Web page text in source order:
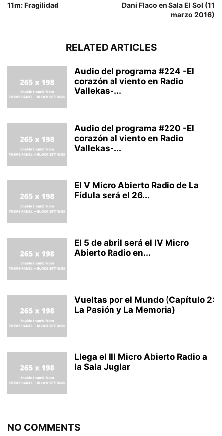
11m: Fragilidad
Dani Flaco en Sala El Sol (11
marzo 2016)
RELATED ARTICLES
Audio del programa #224 -El
corazón al viento en Radio
Vallekas-...
Audio del programa #220 -El
corazón al viento en Radio
Vallekas-...
El V Micro Abierto Radio de La
Fídula será el 26...
El 5 de abril será el IV Micro
Abierto Radio en...
Vueltas por el Mundo (Capítulo 2:
La Pasión y La Memoria)
Llega el III Micro Abierto Radio a
la Sala Juglar
NO COMMENTS